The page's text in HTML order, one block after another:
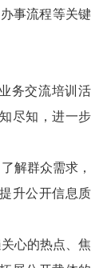
事流程等关键
务交流培训活
尽知，进一步
解群众需求，
升公开信息质
心的热点、焦